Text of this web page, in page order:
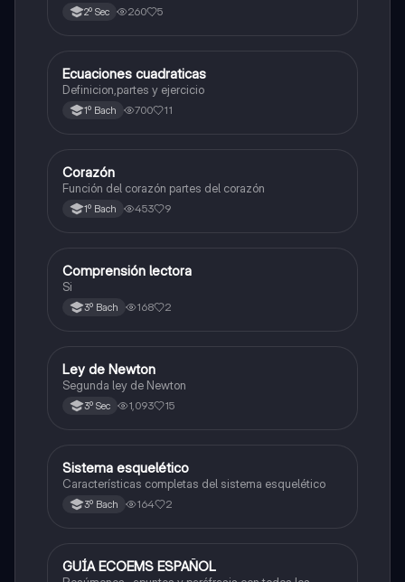
2º Sec 260 5
Física
Ecuaciones cuadraticas
Definicion,partes y ejercicio
1º Bach 700 11
Otros
Corazón
Función del corazón partes del corazón
1º Bach 453 9
Otros
Comprensión lectora
Si
3º Bach 168 2
Física
Ley de Newton
Segunda ley de Newton
3º Sec 1,093 15
Biología
Sistema esquelético
Características completas del sistema esquelético
3º Bach 164 2
Otros
GUÍA ECOEMS ESPAÑOL